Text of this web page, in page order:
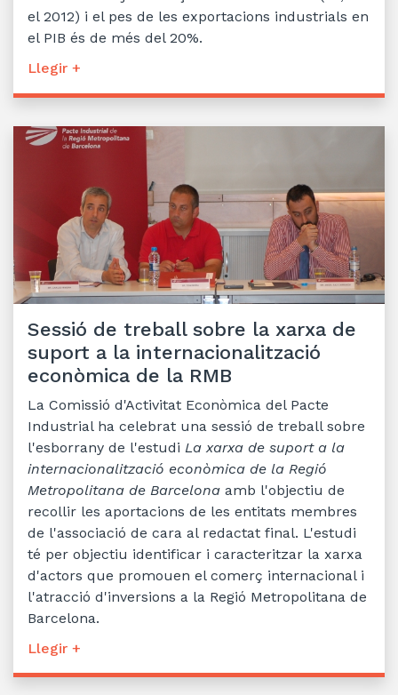
el 2012) i el pes de les exportacions industrials en
el PIB és de més del 20%.
Llegir +
Sessió de treball sobre la xarxa de
suport a la internacionalització
econòmica de la RMB
La Comissió d'Activitat Econòmica del Pacte
Industrial ha celebrat una sessió de treball sobre
l'esborrany de l'estudi La xarxa de suport a la
internacionalització econòmica de la Regió
Metropolitana de Barcelona amb l'objectiu de
recollir les aportacions de les entitats membres
de l'associació de cara al redactat final. L'estudi
té per objectiu identificar i caracteritzar la xarxa
d'actors que promouen el comerç internacional i
l'atracció d'inversions a la Regió Metropolitana de
Barcelona.
Llegir +